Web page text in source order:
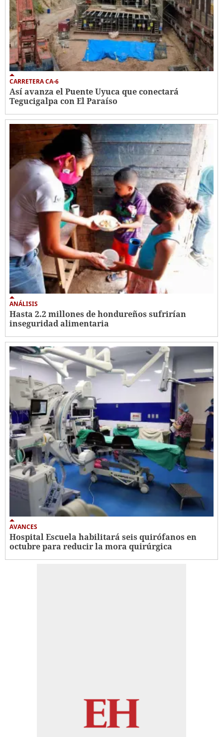
CARRETERA CA-6
Así avanza el Puente Uyuca que conectará
Tegucigalpa con El Paraíso
ANÁLISIS
Hasta 2.2 millones de hondureños sufrirían
inseguridad alimentaria
AVANCES
Hospital Escuela habilitará seis quirófanos en
octubre para reducir la mora quirúrgica